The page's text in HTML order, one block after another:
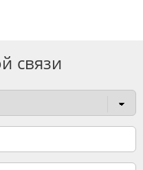
связи